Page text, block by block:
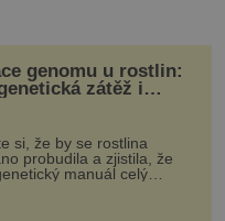
genomu u rostlin:
zátěž i
si, že by se rostlina
probudila a zjistila, že
manuál celý